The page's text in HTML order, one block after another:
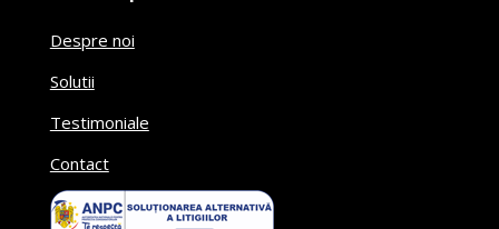
Despre noi
Solutii
Testimoniale
Contact